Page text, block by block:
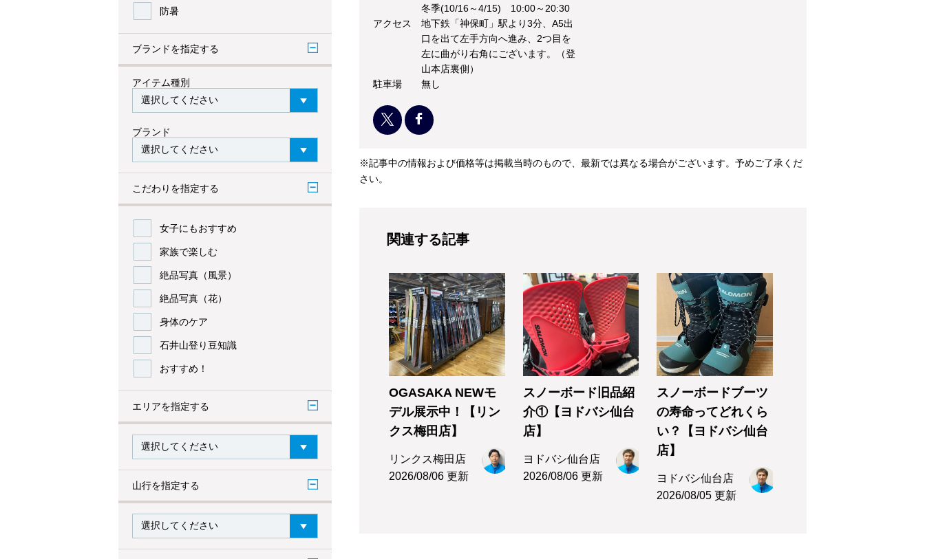
防暑
ブランドを指定する
アイテム種別
ブランド
こだわりを指定する
女子にもおすすめ
家族で楽しむ
絶品写真（風景）
絶品写真（花）
身体のケア
石井山登り豆知識
おすすめ！
エリアを指定する
山行を指定する
冬季(10/16～4/15) 10:00～20:30
アクセス
地下鉄「神保町」駅より3分、A5出
口を出て左手方向へ進み、2つ目を
左に曲がり右角にございます。（登
山本店裏側）
駐車場
無し
※記事中の情報および価格等は掲載当時のもので、最新では異なる場合がございます。予めご了承くだ
さい。
関連する記事
OGASAKA NEWモ
デル展示中！【リン
クス梅田店】
リンクス梅田店
2026/08/06 更新
スノーボード旧品紹
介①【ヨドバシ仙台
店】
ヨドバシ仙台店
2026/08/06 更新
スノーボードブーツ
の寿命ってどれくら
い？【ヨドバシ仙台
店】
ヨドバシ仙台店
2026/08/05 更新